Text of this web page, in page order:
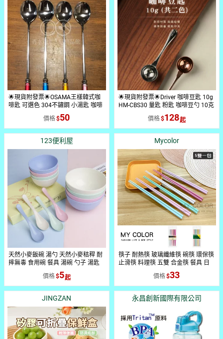
🌟現貨附發票🌟OSAMA王樣韓式咖
啡匙 可選色 304不鏽鋼 小湯匙 咖啡
攪拌匙 不銹鋼湯匙 飲料匙 環保餐具
甜點匙 布丁匙價格 50
🌟現貨附發票🌟Driver 咖啡豆匙 10g
HM-CBS30 量匙 粉匙 咖啡豆勺 10克
匙 奶粉匙 不銹鋼匙 冰淇淋匙 不鏽鋼
豆匙 DRIVER豆匙
價格 128
123便利屋
天然小麥飯碗 湯勺 天然小麥秸稈 耐
摔無毒 食用碗 餐具 湯碗 勺子 湯匙
價格 5
Mycolor
筷子 耐熱筷 玻璃纖維筷 碗筷 環保筷
止滑筷 料理筷 五雙 合金筷 餐具 日
式筷子 八角筷 六角筷 彩色筷子 北歐
風 莫蘭迪 八角合金筷♚MY
COLOR♚【J176】
價格 33
JINGZAN 永昌創新國際有限公司